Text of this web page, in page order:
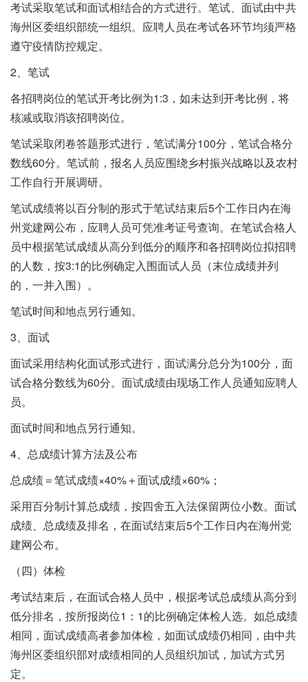
考试采取笔试和面试相结合的方式进行。笔试、面试由中共
海州区委组织部统一组织。应聘人员在考试各环节均须严格
遵守疫情防控规定。
2、笔试
各招聘岗位的笔试开考比例为1:3，如未达到开考比例，将
核减或取消该招聘岗位。
笔试采取闭卷答题形式进行，笔试满分100分，笔试合格分
数线60分。笔试前，报名人员应围绕乡村振兴战略以及农村
工作自行开展调研。
笔试成绩将以百分制的形式于笔试结束后5个工作日内在海
州党建网公布，应聘人员可凭准考证号查询。在笔试合格人
员中根据笔试成绩从高分到低分的顺序和各招聘岗位拟招聘
的人数，按3:1的比例确定入围面试人员（末位成绩并列
的，一并入围）。
笔试时间和地点另行通知。
3、面试
面试采用结构化面试形式进行，面试满分总分为100分，面
试合格分数线为60分。面试成绩由现场工作人员通知应聘人
员。
面试时间和地点另行通知。
4、总成绩计算方法及公布
总成绩＝笔试成绩×40%＋面试成绩×60%；
采用百分制计算总成绩，按四舍五入法保留两位小数。面试
成绩、总成绩及排名，在面试结束后5个工作日内在海州党
建网公布。
（四）体检
考试结束后，在面试合格人员中，根据考试总成绩从高分到
低分排名，按所报岗位1：1的比例确定体检人选。如总成绩
相同，面试成绩高者参加体检，如面试成绩仍相同，由中共
海州区委组织部对成绩相同的人员组织加试，加试方式另
定。